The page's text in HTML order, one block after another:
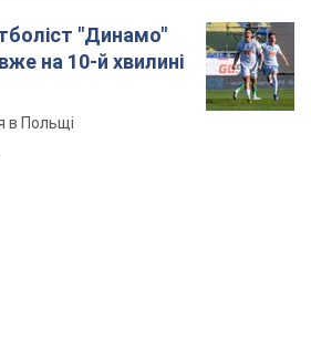
"Динамо"
на 10-й хвилині
в Польщі